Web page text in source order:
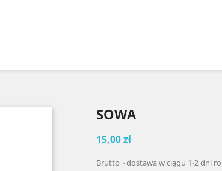
SOWA
15,00 zł
Brutto dostawa w ciągu 1-2 dni